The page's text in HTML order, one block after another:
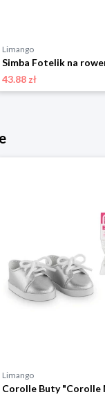
Limango
43.88 zł
Limango